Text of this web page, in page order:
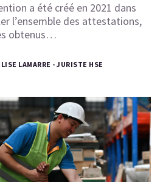
a été créé en 2021 dans
l’ensemble des attestations,
obtenus…
LAMARRE - JURISTE HSE